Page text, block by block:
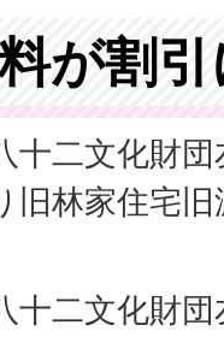
が割
十二文化財
旧林家住宅
十二文化財